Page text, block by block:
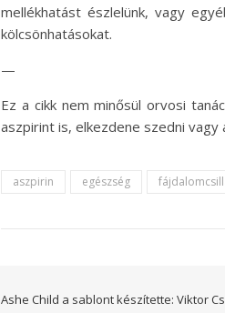
mellékhatást észlelünk, vagy
kölcsönhatásokat.
—
Ez a cikk nem minősül orvosi
aszpirint is, elkezdene szedni vagy
aszpirin egészség
Ashe Child a sablont készítette: Viktor